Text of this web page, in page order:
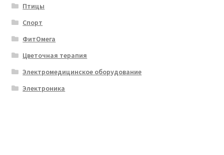
Птицы
Спорт
ФитОмега
Цветочная терапия
Электромедицинское оборудование
Электроника